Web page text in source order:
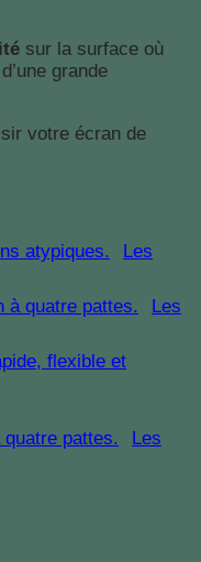
sur la surface où
grande
votre écran de
Les
Les
Les